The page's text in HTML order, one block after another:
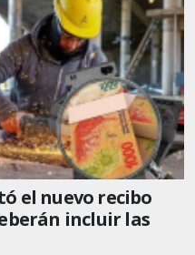
el nuevo recibo
incluir las